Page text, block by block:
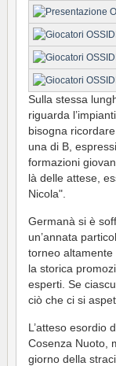
Sulla stessa
riguarda
bisogna
una di B,
formazioni
là delle attese,
Nicola".
Germanà si è
un’annata
torneo
la storica
esperti. Se
ciò che ci si
L’atteso esordio
Cosenza Nuoto,
giorno della